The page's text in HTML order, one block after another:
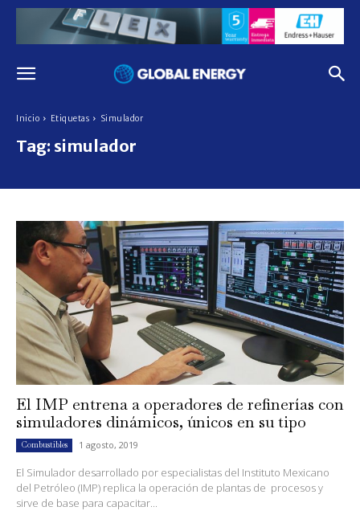
Inicio Etiquetas Simulador
Tag: simulador
El IMP entrena a operadores de refinerías con
simuladores dinámicos, únicos en su tipo
Combustibles 1 agosto, 2019
El Simulador desarrollado por especialistas del Instituto Mexicano
del Petróleo (IMP) replica la operación de plantas de procesos y
sirve de base para capacitar...